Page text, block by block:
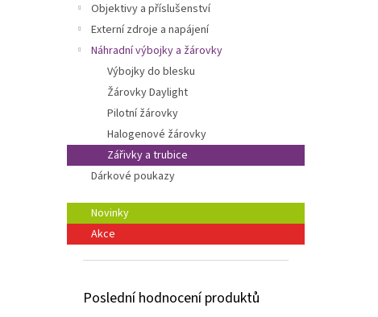
Objektivy a příslušenství
Externí zdroje a napájení
Náhradní výbojky a žárovky
Výbojky do blesku
Žárovky Daylight
Pilotní žárovky
Halogenové žárovky
Zářivky a trubice
Dárkové poukazy
Novinky
Akce
Poslední hodnocení produktů